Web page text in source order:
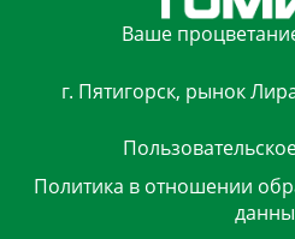
Ваше
г. Пятигорск, рынок
Политика в отношении